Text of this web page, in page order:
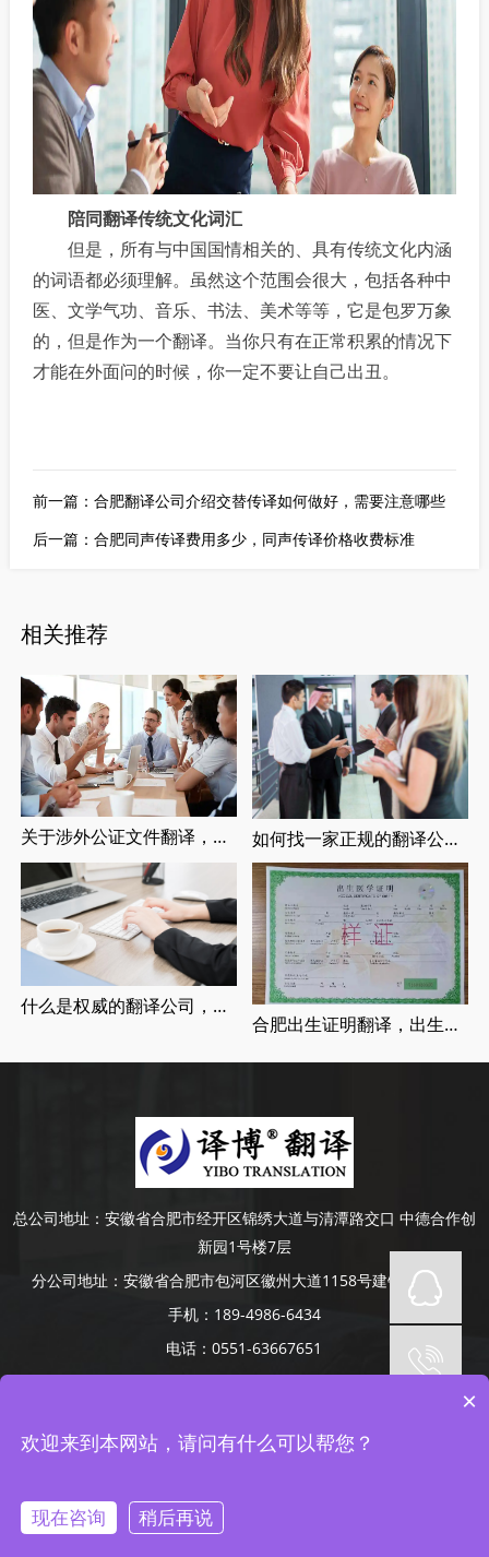
陪同翻译传统文化词汇
但是，所有与中国国情相关的、具有传统文化内涵
的词语都必须理解。虽然这个范围会很大，包括各种中
医、文学气功、音乐、书法、美术等等，它是包罗万象
的，但是作为一个翻译。当你只有在正常积累的情况下
才能在外面问的时候，你一定不要让自己出丑。
前一篇：合肥翻译公司介绍交替传译如何做好，需要注意哪些
后一篇：合肥同声传译费用多少，同声传译价格收费标准
相关推荐
关于涉外公证文件翻译，涉外婚姻登记，留学翻译介绍 如何找一家正规的翻译公司，找正规翻译公司有哪些要求
什么是权威的翻译公司，正规翻译公司介绍
合肥出生证明翻译，出生证明翻译认证流程
总公司地址： 安徽省合肥市经开区锦绣大道与清潭路交口 中德合作创
新园1号楼7层
分公司地址： 安徽省合肥市包河区徽州大道1158号建银大厦4楼
手机： 189-4986-6434
电话：0551-63667651
Copyright © 2014-2022 安徽译博翻译咨询服务有限公司 版权所有
承接合肥、芜湖、蚌埠、滁州、阜阳、六安、淮南、安庆等地口译项
×
欢迎来到本网站，请问有什么可以帮您？
现在咨询 稍后再说